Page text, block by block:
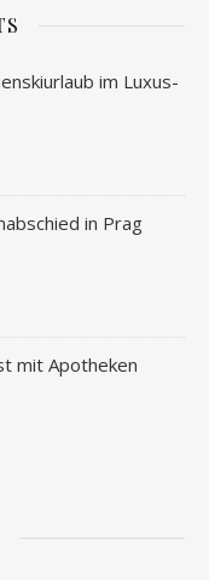
im Luxus-
in Prag
mit Apotheken